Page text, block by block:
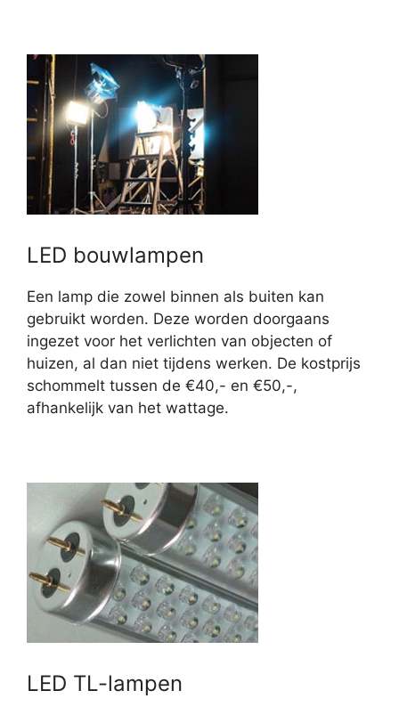
LED bouwlampen
Een lamp die zowel binnen als buiten kan
gebruikt worden. Deze worden doorgaans
ingezet voor het verlichten van objecten of
huizen, al dan niet tijdens werken. De kostprijs
schommelt tussen de €40,- en €50,-,
afhankelijk van het wattage.
LED TL-lampen